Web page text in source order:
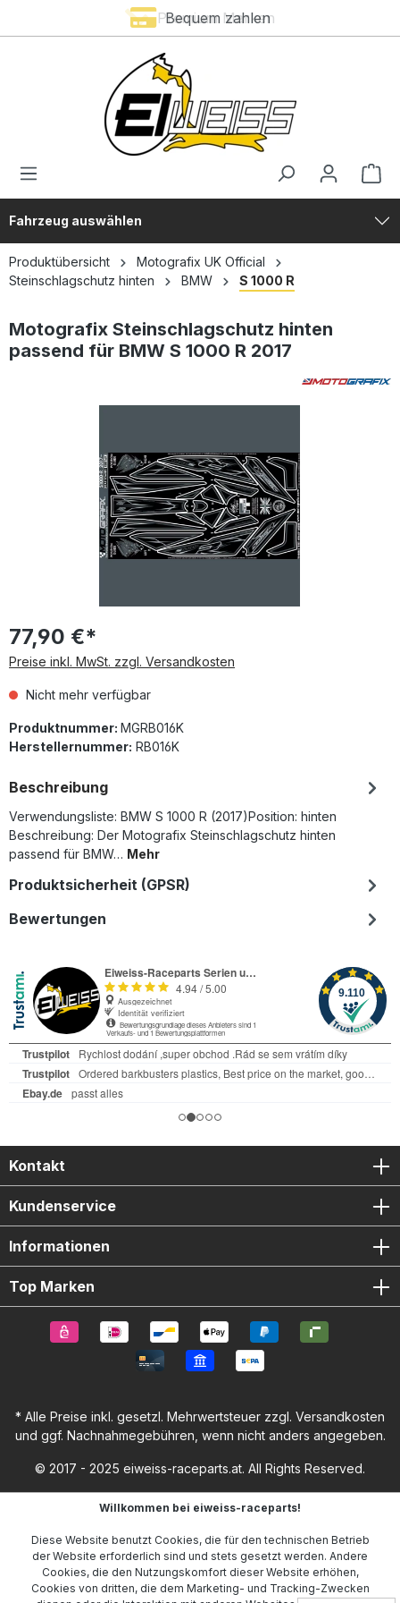
Premium Marken
Bequem zahlen
Fahrzeug auswählen
Produktübersicht
Motografix UK Official
Steinschlagschutz hinten
BMW S 1000 R
Motografix Steinschlagschutz hinten
passend für BMW S 1000 R 2017
77,90 €*
Preise inkl. MwSt. zzgl. Versandkosten
Nicht mehr verfügbar
Produktnummer: MGRB016K
Herstellernummer: RB016K
Beschreibung
Verwendungsliste: BMW S 1000 R (2017)Position: hinten
Beschreibung: Der Motografix Steinschlagschutz hinten
passend für BMW… Mehr
Produktsicherheit (GPSR)
Bewertungen
Kontakt
Kundenservice
Informationen
Top Marken
* Alle Preise inkl. gesetzl. Mehrwertsteuer zzgl. Versandkosten
und ggf. Nachnahmegebühren, wenn nicht anders angegeben.
© 2017 - 2025 eiweiss-raceparts.at. All Rights Reserved.
Willkommen bei eiweiss-raceparts!
Diese Website benutzt Cookies, die für den technischen Betrieb
der Website erforderlich sind und stets gesetzt werden. Andere
Cookies, die den Nutzungskomfort dieser Website erhöhen,
Cookies von dritten, die dem Marketing- und Tracking-Zwecken